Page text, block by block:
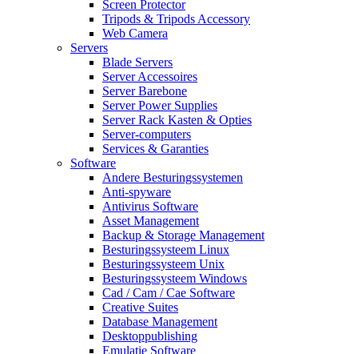
Screen Protector
Tripods & Tripods Accessory
Web Camera
Servers
Blade Servers
Server Accessoires
Server Barebone
Server Power Supplies
Server Rack Kasten & Opties
Server-computers
Services & Garanties
Software
Andere Besturingssystemen
Anti-spyware
Antivirus Software
Asset Management
Backup & Storage Management
Besturingssysteem Linux
Besturingssysteem Unix
Besturingssysteem Windows
Cad / Cam / Cae Software
Creative Suites
Database Management
Desktoppublishing
Emulatie Software